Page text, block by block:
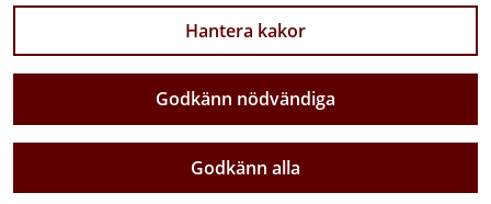
Hantera kakor
Godkänn nödvändiga
Godkänn alla
Vi gör Sverige närmare